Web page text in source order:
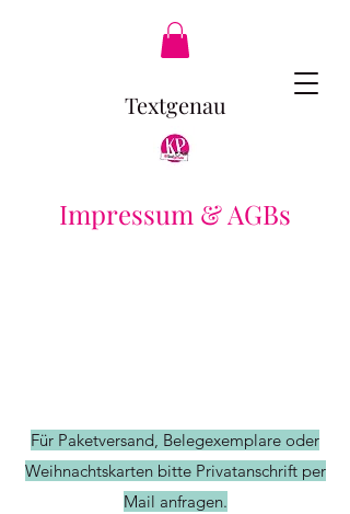
Textgenau
Impressum & AGBs
Für Paketversand, Belegexemplare oder
Weihnachtskarten bitte Privatanschrift per
Mail anfragen.